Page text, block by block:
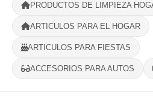
PRODUCTOS DE LIMPIEZA
ARTICULOS PARA EL HOGAR
ARTICULOS PARA FIESTAS
ACCESORIOS PARA AUTOS
- +